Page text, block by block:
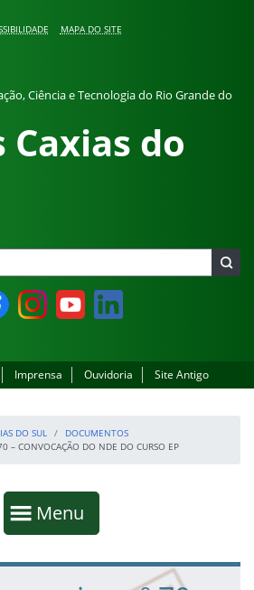
MAPA DO SITE
Ciência e Tecnologia do Rio Grande do
Caxias do
InstagramYouTube LinkedIn
Imprensa Ouvidoria Site Antigo
DO SUL
DOCUMENTOS
– CONVOCAÇÃO DO NDE DO CURSO EP
Mostrar
Menu